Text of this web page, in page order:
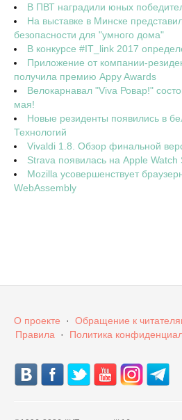
В ПВТ наградили юных
На выставке в Минске
безопасности для "умного дома"
В конкурсе #IT_link 2017
Приложение от компании-
получила премию Appy Awards
Велокарнавал "Viva Ровар!"
мая!
Новые резиденты появились в
Технологий
Vivaldi 1.8. Обзор финальной
Strava появилась на Apple Watch
Mozilla усовершенствует
WebAssembly
О проекте · Обращение к
Правила
· Политика